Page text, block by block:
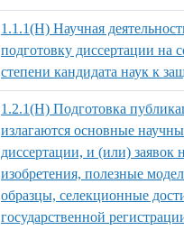
1.1.1(Н) Научная
подготовку диссертации на
степени кандидата наук к
1.2.1(Н) Подготовка
излагаются основные
диссертации, и (или) заявок
изобретения, полезные
образцы, селекционные
государственной